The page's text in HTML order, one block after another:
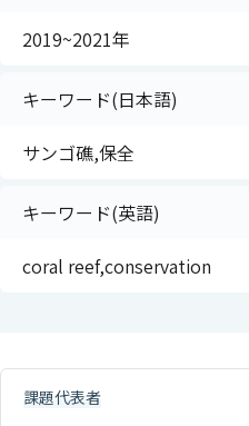
2019~2021年
キーワード(日本語)
サンゴ礁,保全
キーワード(英語)
coral reef,conservation
課題代表者